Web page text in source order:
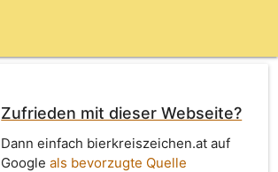
Zufrieden mit dieser Webseite?
Dann einfach bierkreiszeichen.at auf
Googleals bevorzugte Quelle